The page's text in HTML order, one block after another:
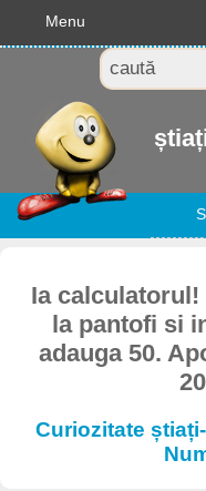
Menu
Ia
la pantofi si
adauga 50.
Curiozitate